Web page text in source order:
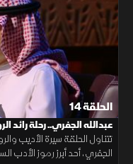
الحلقة 14
عبدالله الجفري.. رحلة
تتناول الحلقة سيرة الأديب
الجفري، أحد أبرز رموز الأدب